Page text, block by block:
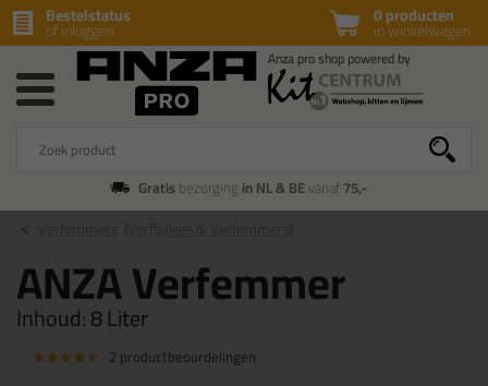
0 producten
in winkelwagen
Bestelstatus
of inloggen
Gratisbezorging in NL & BEvanaf75,-
Verfemmers (Verfbakjes & Verfemmers)
ANZA Verfemmer
Inhoud:8 Liter
2 productbeoordelingen